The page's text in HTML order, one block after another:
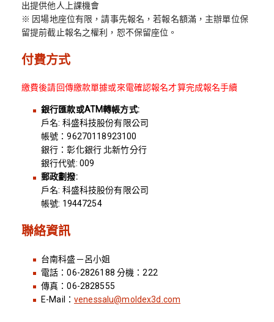
出提供他人上課機會
※ 因場地座位有限，請事先報名，若報名額滿，主辦單位保
留提前截止報名之權利，恕不保留座位。
付費方式
繳費後請回傳繳款單據或來電確認報名才算完成報名手續
銀行匯款或ATM轉帳方式:
戶名: 科盛科技股份有限公司
帳號：96270118923100
銀行：彰化銀行 北新竹分行
銀行代號: 009
郵政劃撥:
戶名: 科盛科技股份有限公司
帳號: 19447254
聯絡資訊
台南科盛－呂小姐
電話：06-2826188 分機：222
傳真：06-2828555
E-Mail： venessalu@moldex3d.com